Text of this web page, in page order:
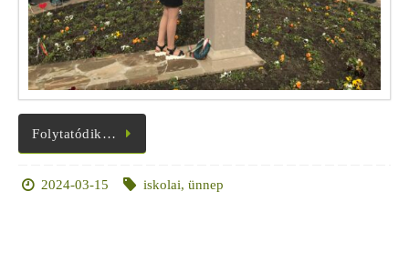
Folytatódik…
2024-03-15 iskolai, ünnep